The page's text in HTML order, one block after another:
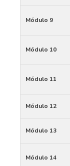
Módulo 9
Módulo 10
Módulo 11
Módulo 12
Módulo 13
Módulo 14